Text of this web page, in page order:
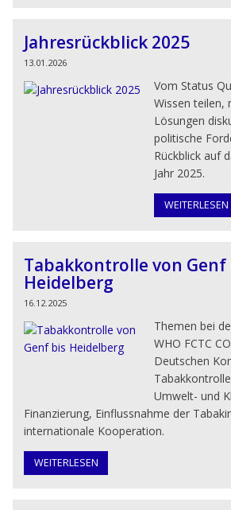
Jahresrückblick 2025
13.01.2026
Vom Status
Wissen teilen,
Lösungen
politische
Rückblick auf
Jahr 2025.
WEITERLESEN
Tabakkontrolle von Genf
Heidelberg
16.12.2025
Themen bei
WHO FCTC
Deutschen
Umwelt- und
Finanzierung, Einflussnahme der
internationale Kooperation.
WEITERLESEN